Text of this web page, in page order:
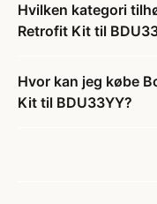
Hvilken kategori
Retrofit Kit til
Hvor kan jeg købe
Kit til BDU33YY?